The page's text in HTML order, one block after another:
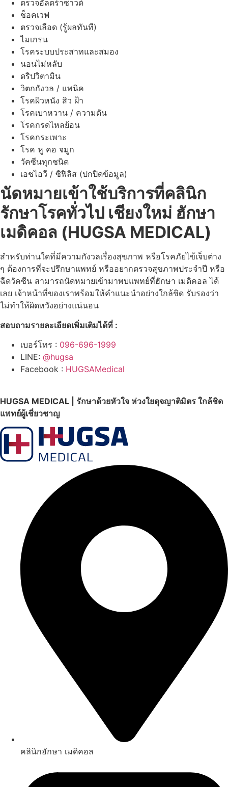
ตรวจอัลตร้าซาวด์
ช็อคเวฟ
ตรวจเลือด (รู้ผลทันที)
ไมเกรน
โรคระบบประสาทและสมอง
นอนไม่หลับ
ดริปวิตามิน
วิตกกังวล / แพนิค
โรคผิวหนัง สิว ฝ้า
โรคเบาหวาน / ความดัน
โรคกรดไหลย้อน
โรคกระเพาะ
โรค หู คอ จมูก
วัคซีนทุกชนิด
เอชไอวี / ซิฟิลิส (ปกปิดข้อมูล)
นัดหมายเข้าใช้บริการที่คลินิก
รักษาโรคทั่วไป เชียงใหม่ ฮักษา
เมดิคอล (HUGSA MEDICAL)
สำหรับท่านใดที่มีความกังวลเรื่องสุขภาพ หรือโรคภัยไข้เจ็บต่าง
ๆ ต้องการที่จะปรึกษาแพทย์ หรืออยากตรวจสุขภาพประจำปี หรือ
ฉีดวัคซีน สามารถนัดหมายเข้ามาพบแพทย์ที่ฮักษา เมดิคอล ได้
เลย เจ้าหน้าที่ของเราพร้อมให้คำแนะนำอย่างใกล้ชิด รับรองว่า
ไม่ทำให้ผิดหวังอย่างแน่นอน
สอบถามรายละเอียดเพิ่มเติมได้ที่ :
เบอร์โทร : 096-696-1999
LINE: @hugsa
Facebook : HUGSAMedical
HUGSA MEDICAL | รักษาด้วยหัวใจ ห่วงใยดุจญาติมิตร ใกล้ชิด
แพทย์ผู้เชี่ยวชาญ
คลินิกฮักษา เมดิคอล